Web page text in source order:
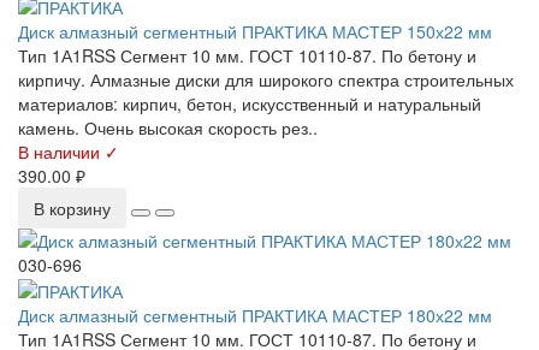
Диск алмазный сегментный ПРАКТИКА МАСТЕР 150х22 мм
Тип 1А1RSS Сегмент 10 мм. ГОСТ 10110-87. По бетону и
кирпичу. Алмазные диски для широкого спектра строительных
материалов: кирпич, бетон, искусственный и натуральный
камень. Очень высокая скорость рез..
В наличии ✓
390.00 ₽
В корзину
030-696
Диск алмазный сегментный ПРАКТИКА МАСТЕР 180х22 мм
Тип 1А1RSS Сегмент 10 мм. ГОСТ 10110-87. По бетону и